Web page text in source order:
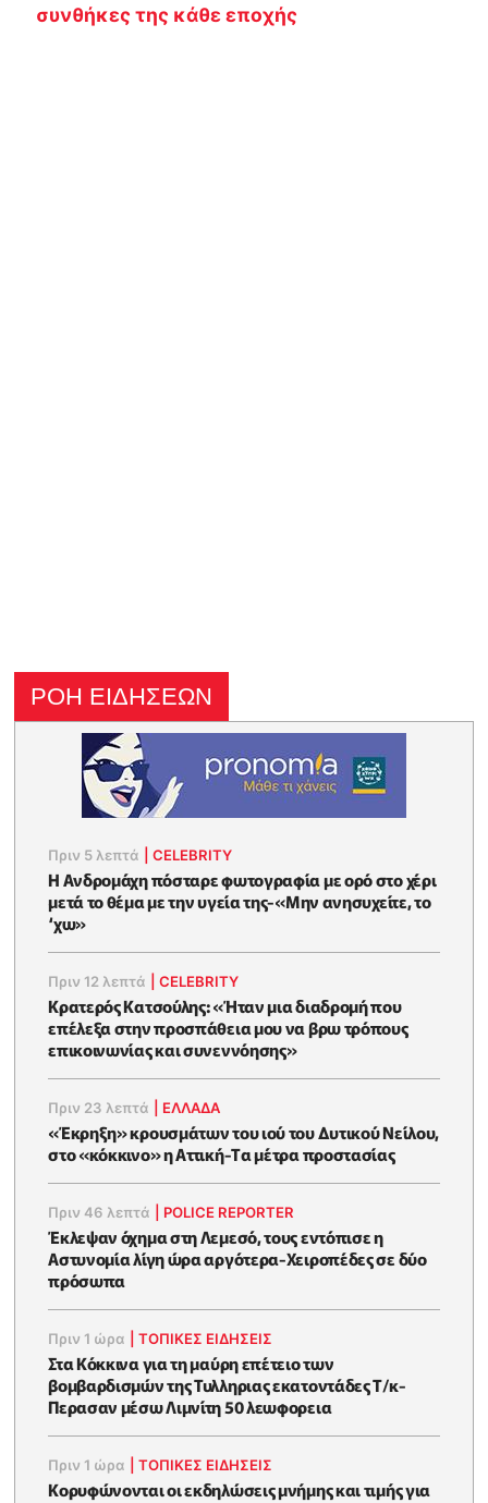
συνθήκες της κάθε εποχής
ΡΟΗ ΕΙΔΗΣΕΩΝ
Πριν 5 λεπτά |CELEBRITY
Η Ανδρομάχη πόσταρε φωτoγραφία με ορό στο χέρι
μετά το θέμα με την υγεία της-«Μην ανησυχείτε, το
‘χω»
Πριν 12 λεπτά |CELEBRITY
Κρατερός Κατσούλης: «Ήταν μια διαδρομή που
επέλεξα στην προσπάθεια μου να βρω τρόπους
επικοινωνίας και συνεννόησης»
Πριν 23 λεπτά ΕΛΛΑΔΑ
«Έκρηξη» κρουσμάτων του ιού του Δυτικού Νείλου,
στο «κόκκινο» η Αττική-Tα μέτρα προστασίας
Πριν 46 λεπτά POLICE REPORTER
Έκλεψαν όχημα στη Λεμεσό, τους εντόπισε η
Αστυνομία λίγη ώρα αργότερα-Χειροπέδες σε δύο
πρόσωπα
Πριν 1 ώρα |ΤΟΠΙΚΕΣ ΕΙΔΗΣΕΙΣ
Στα Κόκκινα για τη μαύρη επέτειο των
βομβαρδισμών της Τυλληριας εκατοντάδες Τ/κ-
Περασαν μέσω Λιμνίτη 50 λεωφορεια
Πριν 1 ώρα |ΤΟΠΙΚΕΣ ΕΙΔΗΣΕΙΣ
Κορυφώνονται οι εκδηλώσεις μνήμης και τιμής για